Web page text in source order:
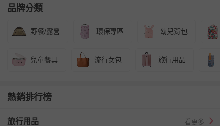
品牌分類
野餐/露營 環保專區 幼兒背包
兒童餐具 流行女包 旅行用品
熱銷排行榜
旅行用品 看更多